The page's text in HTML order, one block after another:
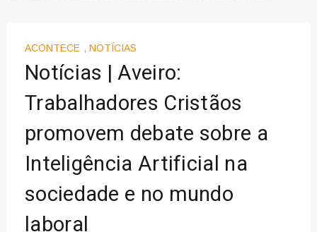
ACONTECE , NOTÍCIAS
Notícias | Aveiro:
Trabalhadores Cristãos
promovem debate sobre a
Inteligência Artificial na
sociedade e no mundo
laboral